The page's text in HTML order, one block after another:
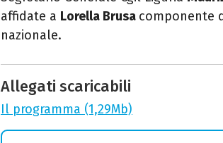
affidate a Lorella Brusa componente
nazionale.
Allegati scaricabili
Il programma (1,29Mb)